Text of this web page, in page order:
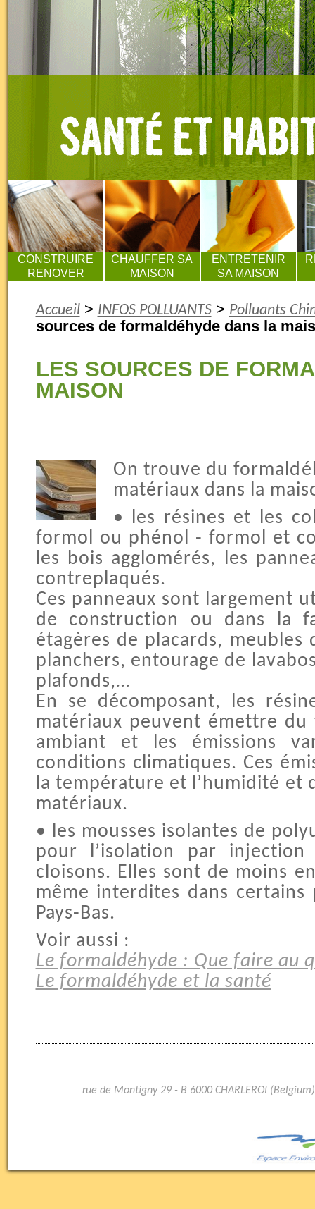
CONSTRUIRE
RENOVER
CHAUFFER SA
MAISON
ENTRETENIR
SA MAISON
Accueil> INFOS POLLUANTS> Polluants
sources de formaldéhyde dans la
LES SOURCES DE
MAISON
On trouve du
matériaux dans la
• les résines et les
formol ou phénol - formol et
les bois agglomérés, les
contreplaqués.
Ces panneaux sont largement
de construction ou dans la
étagères de placards, meubles
planchers, entourage de
plafonds,…
En se décomposant, les
matériaux peuvent émettre du
ambiant et les émissions
conditions climatiques. Ces
la température et l’humidité et
matériaux.
• les mousses isolantes de
pour l’isolation par
cloisons. Elles sont de moins
même interdites dans certains
Pays-Bas.
Voir aussi :
Le formaldéhyde : Que faire au
Le formaldéhyde et la santé
rue de Montigny 29 - B 6000 CHARLEROI